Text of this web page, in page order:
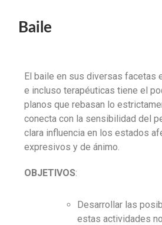
Baile
El baile en sus diversas facetas
e incluso terapéuticas tiene el
planos que rebasan lo
conecta con la sensibilidad del
clara influencia en los estados
expresivos y de ánimo.
OBJETIVOS:
Desarrollar las
estas actividades